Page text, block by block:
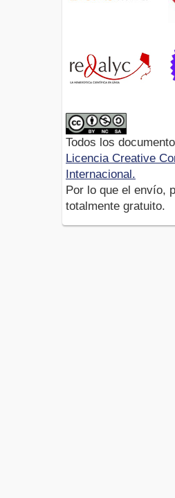
Todos los
Licencia Creative
Internacional.
Por lo que el envío,
totalmente gratuito.